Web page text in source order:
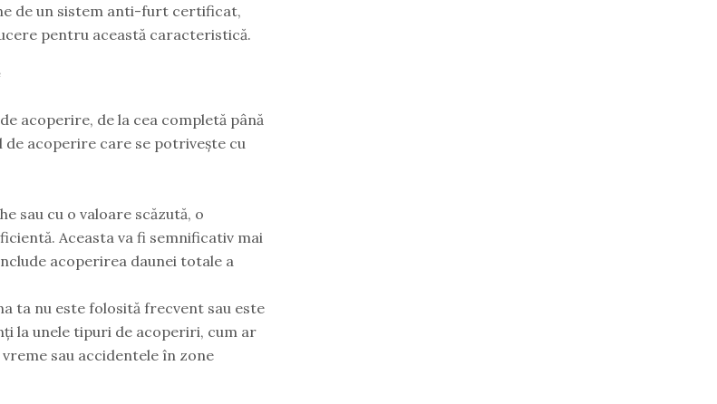
de un sistem anti-furt certificat,
pentru această caracteristică.
acoperire, de la cea completă până
de acoperire care se potrivește cu
sau cu o valoare scăzută, o
Aceasta va fi semnificativ mai
acoperirea daunei totale a
ta nu este folosită frecvent sau este
la unele tipuri de acoperiri, cum ar
sau accidentele în zone